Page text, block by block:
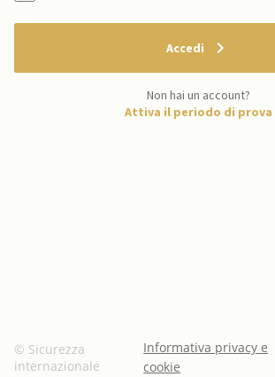
Accedi
Non hai un account?
Attiva il periodo di prova
© Sicurezza
internazionale
Informativa privacy e
cookie